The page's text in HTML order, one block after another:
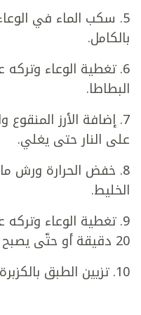
5. سكب الماء في
بالكامل.
6. تغطية الوعاء
البطاطا.
7. إضافة الأرز المنقوع
على النار حتى يغلي.
8. خفض الحرارة ورش
الخليط.
20 دقيقة أو حتّى يصبح الأرز ناضجًا تمامًا.
10. تزيين الطبق بالكزبرة وتقديمه ساخنًا.